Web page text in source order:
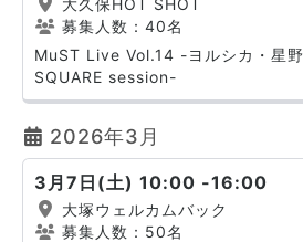
大久保HOT SHOT
募集人数：40名
MuST Live Vol.14 -ヨルシカ・星
SQUARE session-
2026年3月
3月7日(土) 10:00 -16:00
大塚ウェルカムバック
募集人数：50名